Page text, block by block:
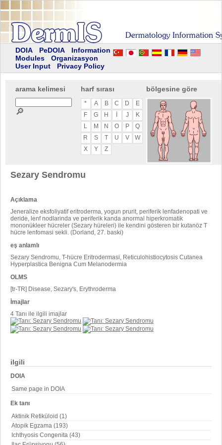
DOIA PeDOIA
Information
Modules
Organizasyon
User Input
Privacy Policy
arama kelimesi
🔎
harf sırası
* A B C D
E
F
G H J
K
L
M N O P
Q
R
S T U V
W
X
Y Z
bölgesine göre
ilgili
DOIA
Same page in DOIA
Ek tanı
Aktinik Retiküloid (1)
Atopik Egzama (193)
Ichthyosis Congenita (43)
Sezary Sendromu
Açıklama
Jeneralize eksfoliyatif eritroderma, yogun prurit, periferik lenfadenopati ve
deride, lenf nodlarinda ve periferik kanda anormal hiperkromatik
mononükleer hücreler (Sezary hüreleri) ile kendini gösteren bir kutanöz T
hücre lenfomasi sekli. (Dorland, 27. baski)
eş anlamlı
Sezary Sendromu, T-hücre Eritrodermasi, Reticulohistiocytosis Cutanea
Hyperplastica Benigna Cum Melanodermia
OLMS
[tr-TR] Disease, Sezary's, Erythroderma
İmajlar
4 Tanı ile ilgili imajlar